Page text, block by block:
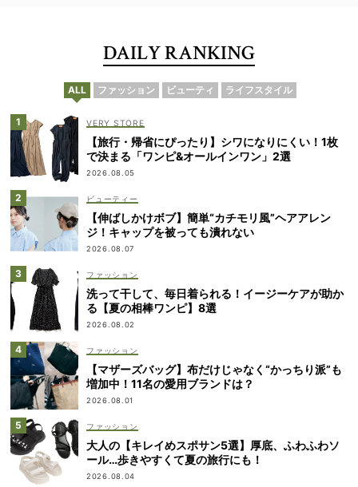
DAILY RANKING
ALL ファッション ビューティ ライフスタイル
VERY STORE
【旅行・帰省にぴったり】シワになりにくい！1枚
で決まる「ワンピ&オールインワン」2選
2026.08.05
ビューティー
【伸ばしかけボブ】簡単“カチモリ風”ヘアアレン
ジ！キャップを被っても潰れない
2026.08.07
ファッション
洗って干して、毎日着られる！イージーケアが助か
る【夏の相棒ワンピ】8選
2026.08.02
ファッション
【マザーズバッグ】布だけじゃなく“かっちり派”も
増加中！11名の愛用ブランドは？
2026.08.01
ファッション
大人の【キレイめスポサン5選】厚底、ふわふわソ
ール…歩きやすくて夏の旅行にも！
2026.08.04